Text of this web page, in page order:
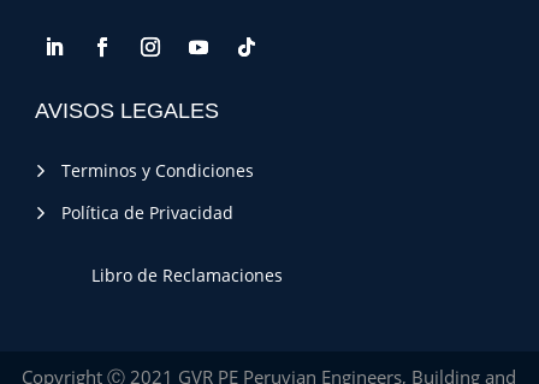
AVISOS LEGALES
Terminos y Condiciones
Política de Privacidad
Libro de Reclamaciones
Copyright Ⓒ 2021 GVR PE Peruvian Engineers, Building and